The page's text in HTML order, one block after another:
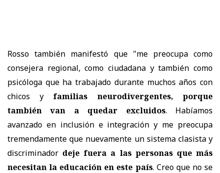
Rosso también manifestó que "me preocupa como
consejera regional, como ciudadana y también como
psicóloga que ha trabajado durante muchos años con
chicos yfamilias neurodivergentes, porque
también van a quedar excluidos. Habíamos
avanzado en inclusión e integración y me preocupa
tremendamente que nuevamente un sistema clasista y
discriminador deje fuera a las personas que más
necesitan la educación en este país. Creo que no se